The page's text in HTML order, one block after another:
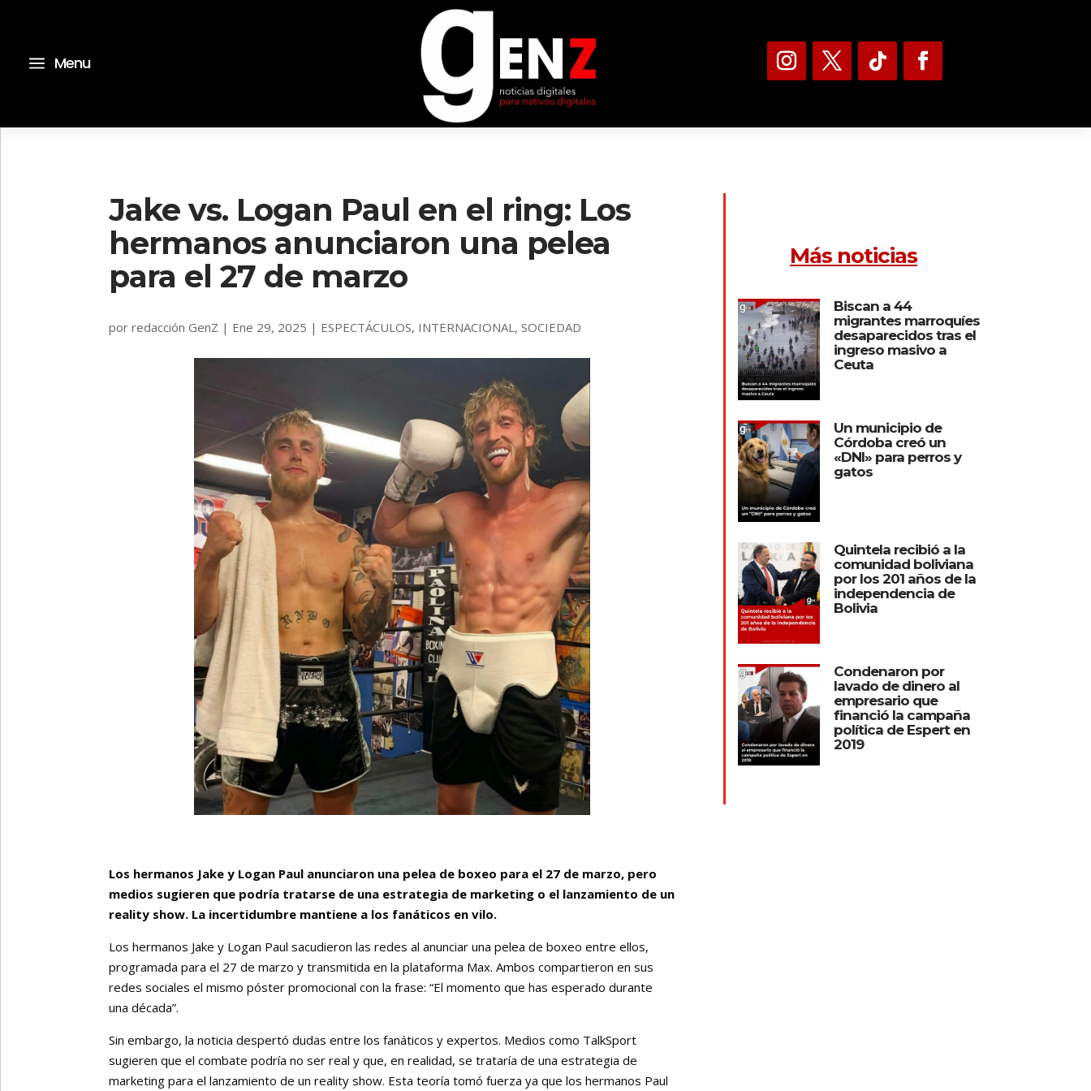
a Menu
Jake vs. Logan Paul en el ring: Los
hermanos anunciaron una pelea
para el 27 de marzo
porredacción GenZ | Ene 29, 2025 | ESPECTÁCULOS, INTERNACIONAL ,SOCIEDAD
Los hermanos Jake y Logan Paul anunciaron una pelea de boxeo para el 27 de marzo, pero
medios sugieren que podría tratarse de una estrategia de marketing o el lanzamiento de un
reality show. La incertidumbre mantiene a los fanáticos en vilo.
Los hermanos Jake y Logan Paul sacudieron las redes al anunciar una pelea de boxeo entre ellos,
programada para el 27 de marzo y transmitida en la plataforma Max. Ambos compartieron en sus
redes sociales el mismo póster promocional con la frase: “El momento que has esperado durante
una década”.
Sin embargo, la noticia despertó dudas entre los fanáticos y expertos. Medios como TalkSport
sugieren que el combate podría no ser real y que, en realidad, se trataría de una estrategia de
marketing para el lanzamiento de un reality show. Esta teoría tomó fuerza ya que los hermanos Paul
Más noticias
Biscan a 44
migrantes marroquíes
desaparecidos tras el
ingreso masivo a
Ceuta
Un municipio de
Córdoba creó un
«DNI» para perros y
gatos
Quintela recibió a la
comunidad boliviana
por los 201 años de la
independencia de
Bolivia
Condenaron por
lavado de dinero al
empresario que
financió la campaña
política de Espert en
2019